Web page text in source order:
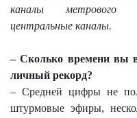
каналы метрового
центральные каналы.
– Сколько времени вы
личный рекорд?
– Средней цифры не
штурмовые эфиры,